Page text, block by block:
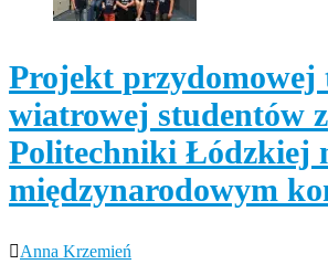
Projekt
wiatrowej studentów z
Politechniki Łódzkiej
międzynarodowym
Anna Krzemień